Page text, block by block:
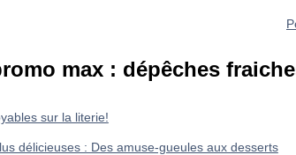
max : dépêches
sur la literie!
délicieuses : Des amuse-gueules aux desserts